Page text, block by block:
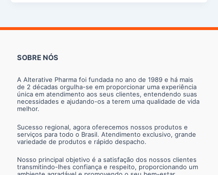
SOBRE NÓS
A Alterative Pharma foi fundada no ano de 1989 e há mais
de 2 décadas orgulha-se em proporcionar uma experiência
única em atendimento aos seus clientes, entendendo suas
necessidades e ajudando-os a terem uma qualidade de vida
melhor.
Sucesso regional, agora oferecemos nossos produtos e
serviços para todo o Brasil. Atendimento exclusivo, grande
variedade de produtos e rápido despacho.
Nosso principal objetivo é a satisfação dos nossos clientes
transmitindo-lhes confiança e respeito, proporcionando um